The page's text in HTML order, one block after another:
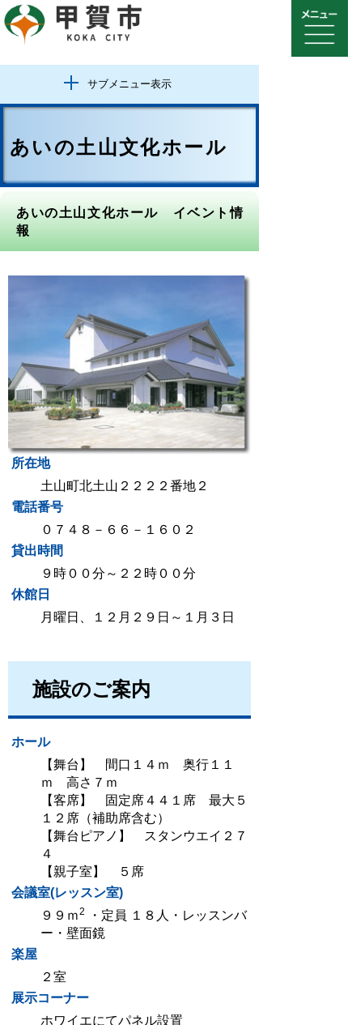
サブメニュー表示
あいの土山文化ホール
あいの土山文化ホール イベント情
報
所在地
土山町北土山２２２２番地２
電話番号
０７４８－６６－１６０２
貸出時間
９時００分～２２時００分
休館日
月曜日、１２月２９日～１月３日
施設のご案内
ホール
【舞台】 間口１４ｍ 奥行１１
ｍ 高さ７ｍ
【客席】 固定席４４１席 最大５
１２席（補助席含む）
【舞台ピアノ】 スタンウエイ２７
４
【親子室】 ５席
会議室(レッスン室)
９９ｍ2
・定員 １８人・レッスンバ
ー・壁面鏡
楽屋
２室
展示コーナー
ホワイエにてパネル設置